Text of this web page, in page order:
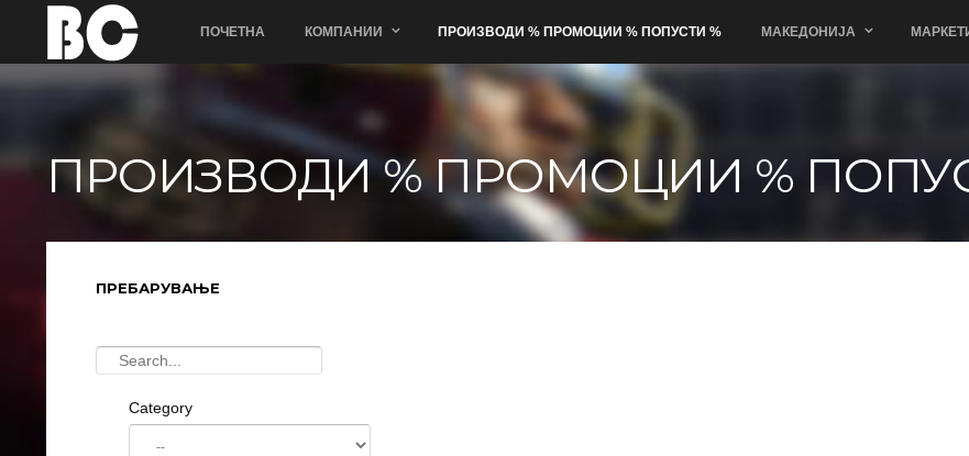
ПОЧЕТНА КОМПАНИИ ПРОИЗВОДИ % ПРОМОЦИИ % ПОПУСТИ % МАКЕДОНИЈА
ПРОИЗВОДИ % ПРОМОЦИИ %
ПРЕБАРУВАЊЕ
Category